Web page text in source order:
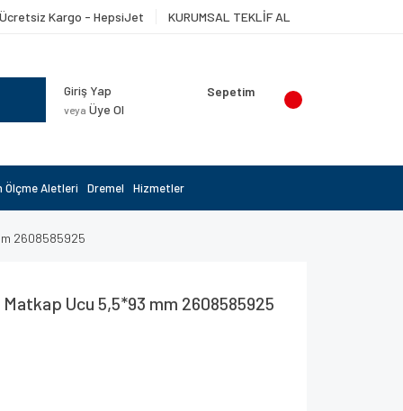
Kargo - HepsiJet KURUMSAL TEKLİF AL
Giriş Yap
veya Üye Ol
Sepetim
Ölçme Aletleri Dremel Hizmetler
2608585925
Ucu 5,5*93 mm 2608585925